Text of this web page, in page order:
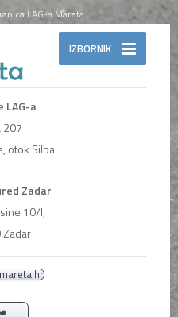
LAG-a Mareta
IZBORNIK
LAG-a
207
otok Silba
Zadar
10/I,